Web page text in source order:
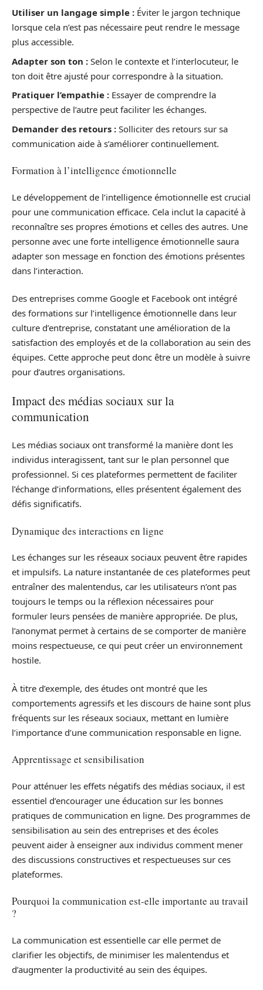
Utiliser un langage simple : Éviter le jargon technique
lorsque cela n’est pas nécessaire peut rendre le message
plus accessible.
Adapter son ton : Selon le contexte et l’interlocuteur, le
ton doit être ajusté pour correspondre à la situation.
Pratiquer l’empathie : Essayer de comprendre la
perspective de l’autre peut faciliter les échanges.
Demander des retours : Solliciter des retours sur sa
communication aide à s’améliorer continuellement.
Formation à l’intelligence émotionnelle
Le développement de l’intelligence émotionnelle est crucial
pour une communication efficace. Cela inclut la capacité à
reconnaître ses propres émotions et celles des autres. Une
personne avec une forte intelligence émotionnelle saura
adapter son message en fonction des émotions présentes
dans l’interaction.
Des entreprises comme Google et Facebook ont intégré
des formations sur l’intelligence émotionnelle dans leur
culture d’entreprise, constatant une amélioration de la
satisfaction des employés et de la collaboration au sein des
équipes. Cette approche peut donc être un modèle à suivre
pour d’autres organisations.
Impact des médias sociaux sur la
communication
Les médias sociaux ont transformé la manière dont les
individus interagissent, tant sur le plan personnel que
professionnel. Si ces plateformes permettent de faciliter
l’échange d’informations, elles présentent également des
défis significatifs.
Dynamique des interactions en ligne
Les échanges sur les réseaux sociaux peuvent être rapides
et impulsifs. La nature instantanée de ces plateformes peut
entraîner des malentendus, car les utilisateurs n’ont pas
toujours le temps ou la réflexion nécessaires pour
formuler leurs pensées de manière appropriée. De plus,
l’anonymat permet à certains de se comporter de manière
moins respectueuse, ce qui peut créer un environnement
hostile.
À titre d’exemple, des études ont montré que les
comportements agressifs et les discours de haine sont plus
fréquents sur les réseaux sociaux, mettant en lumière
l’importance d’une communication responsable en ligne.
Apprentissage et sensibilisation
Pour atténuer les effets négatifs des médias sociaux, il est
essentiel d’encourager une éducation sur les bonnes
pratiques de communication en ligne. Des programmes de
sensibilisation au sein des entreprises et des écoles
peuvent aider à enseigner aux individus comment mener
des discussions constructives et respectueuses sur ces
plateformes.
Pourquoi la communication est-elle importante au travail
?
La communication est essentielle car elle permet de
clarifier les objectifs, de minimiser les malentendus et
d’augmenter la productivité au sein des équipes.